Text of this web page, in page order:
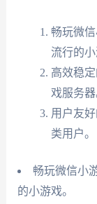
畅玩微
流行的小
高效稳
戏服务器
用户友
类用户。
畅玩微信小
的小游戏。